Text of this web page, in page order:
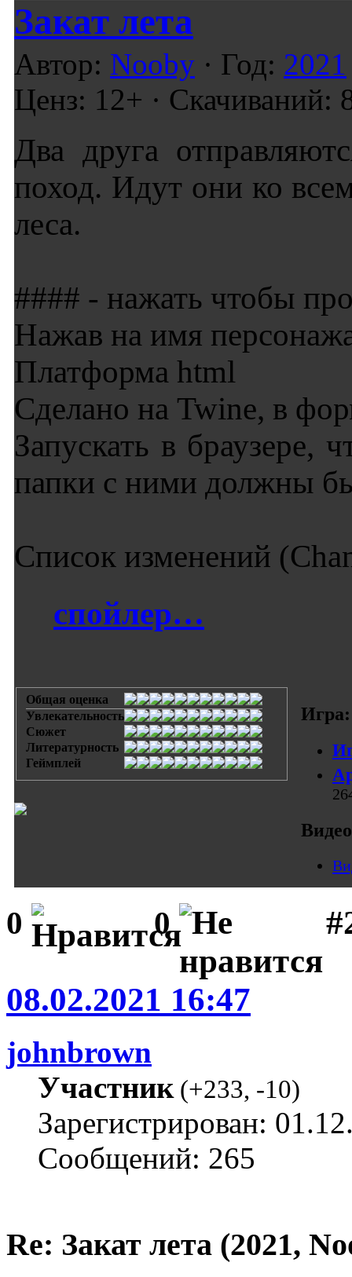
Закат лета
Автор: Nooby · Год: 2021
Ценз: 12+ · Скачиваний:
Два друга
поход. Идут они ко
леса.
#### - нажать чтобы
Нажав на имя
Платформа html
Сделано на Twine, в
Запускать в браузере,
папки с ними должны
Список изменений
спойлер…
Общая оценка
Увлекательность
Сюжет
Литературность
Геймплей
Игра:
0 0
08.02.2021 16:47
johnbrown
Участник(+233, -10)
Зарегистрирован:
Сообщений: 265
Re: Закат лета (2021,